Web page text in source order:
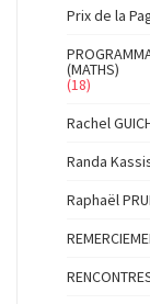
Prix de la
(MATHS)
(18)
Rachel
Randa
Raphaël